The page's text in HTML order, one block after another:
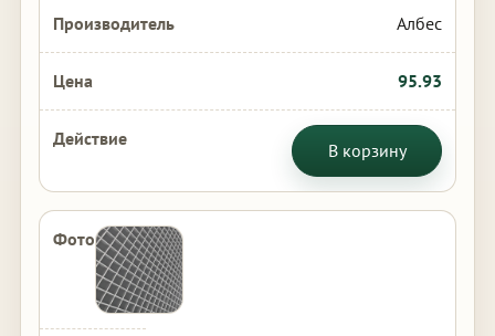
Албес
95.93
В корзину